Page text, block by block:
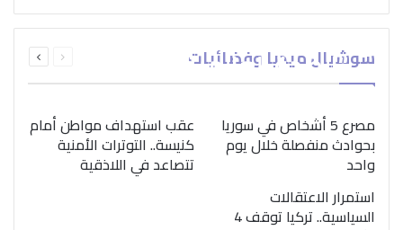
سوشيال ميديا وفضائيات الصفحةالصفحة
بمناسبة اليوم الدولي..
“الصحة العالمية” تؤكد
ضرورة اتباع نهج متكامل
لمواجهة إدمان المخدرات
مصرع 5 أشخاص في سوريا
بحوادث منفصلة خلال يوم
واحد
عقب استهداف مواطن أمام
كنيسة.. التوترات الأمنية
تتصاعد في اللاذقية
استمرار الاعتقالات
السياسية.. تركيا توقف 4